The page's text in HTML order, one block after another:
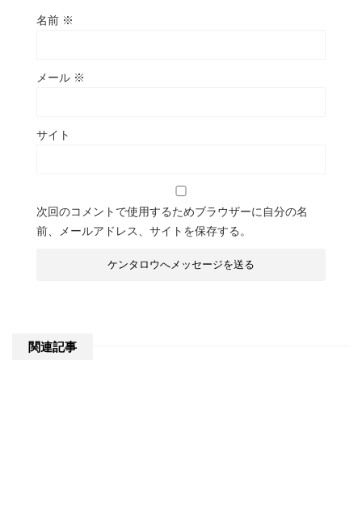
名前 ※
メール ※
サイト
次回のコメントで使用するためブラウザーに自分の名
前、メールアドレス、サイトを保存する。
関連記事